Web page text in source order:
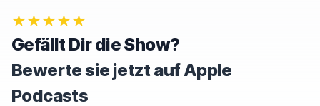
★★★★★
Gefällt Dir die Show?
Bewerte sie jetzt auf Apple
Podcasts